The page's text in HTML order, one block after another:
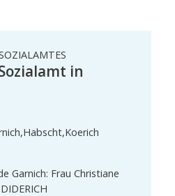
in
,Habscht,Koerich
Garnich: Frau Christiane